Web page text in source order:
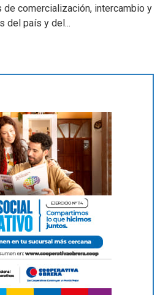
comercialización, intercambio y
del país y del...